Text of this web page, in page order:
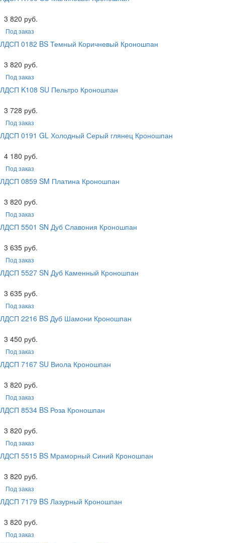
3 820 руб.
Под заказ
ЛДСП 0182 BS Темный Коричневый Кроношпан
3 820 руб.
Под заказ
ЛДСП K108 SU Пельтро Кроношпан
3 728 руб.
Под заказ
ЛДСП 0191 GL Холодный Серый глянец Кроношпан
4 180 руб.
Под заказ
ЛДСП 0859 SM Платина Кроношпан
3 820 руб.
Под заказ
ЛДСП 5501 SN Дуб Славония Кроношпан
3 635 руб.
Под заказ
ЛДСП 5527 SN Дуб Каменный Кроношпан
3 635 руб.
Под заказ
ЛДСП 2216 BS Дуб Шамони Кроношпан
3 450 руб.
Под заказ
ЛДСП 7167 SU Виола Кроношпан
3 820 руб.
Под заказ
ЛДСП 8534 BS Роза Кроношпан
3 820 руб.
Под заказ
ЛДСП 5515 BS Мраморный Синий Кроношпан
3 820 руб.
Под заказ
ЛДСП 7179 BS Лазурный Кроношпан
3 820 руб.
Под заказ